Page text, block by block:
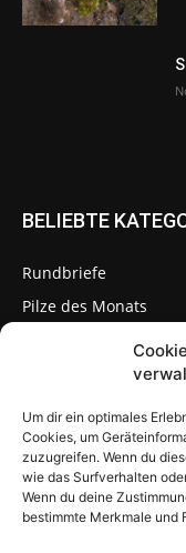
Um dir ein optimales
Cookies, um
zuzugreifen. Wenn du
wie das Surfverhalten
Wenn du deine
bestimmte Merkmale
BELIEBTE
Rundbriefe
Pilze des Monats